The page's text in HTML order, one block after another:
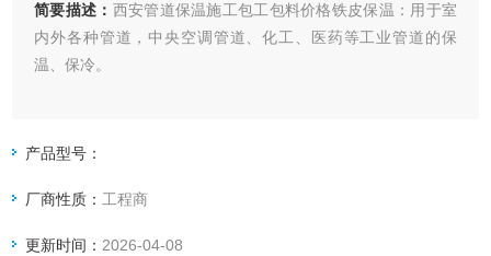
简要描述： 西安管道保温施工包工包料价格铁皮保温：用于室
内外各种管道，中央空调管道、化工、医药等工业管道的保
温、保冷。
产品型号：
厂商性质： 工程商
更新时间： 2026-04-08